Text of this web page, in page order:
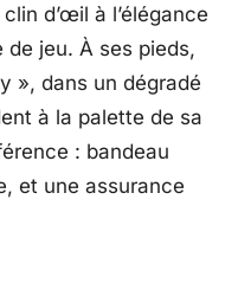
d’œil à l’élégance
de jeu. À ses pieds,
», dans un dégradé
à la palette de sa
: bandeau
et une assurance